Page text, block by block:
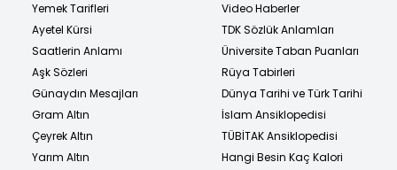
Yemek Tarifleri
Ayetel Kürsi
Saatlerin Anlamı
Aşk Sözleri
Günaydın Mesajları
Gram Altın
Çeyrek Altın
Yarım Altın
Video Haberler
TDK Sözlük Anlamları
Üniversite Taban Puanları
Rüya Tabirleri
Dünya Tarihi ve Türk Tarihi
İslam Ansiklopedisi
TÜBİTAK Ansiklopedisi
Hangi Besin Kaç Kalori